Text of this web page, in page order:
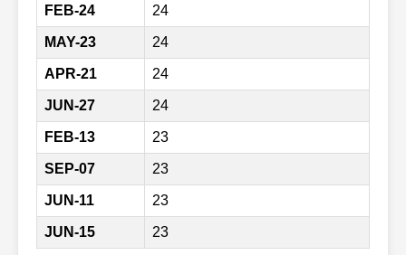
FEB-24 24
MAY-23 24
APR-21 24
JUN-27 24
FEB-13 23
SEP-07 23
JUN-11 23
JUN-15 23